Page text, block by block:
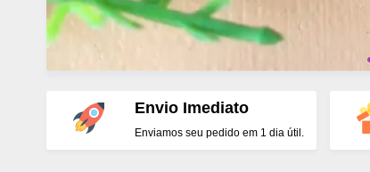
Envio Imediato
Enviamos seu pedido em 1 dia útil.